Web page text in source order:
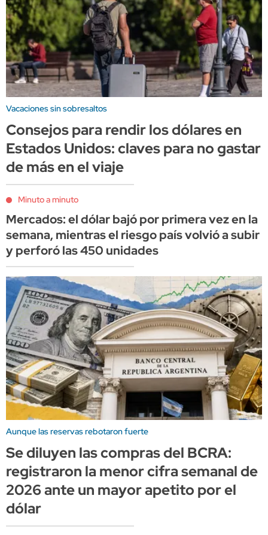
Vacaciones sin sobresaltos
Consejos para rendir los dólares en
Estados Unidos: claves para no gastar
de más en el viaje
Minuto a minuto
Mercados: el dólar bajó por primera vez en la
semana, mientras el riesgo país volvió a subir
y perforó las 450 unidades
Aunque las reservas rebotaron fuerte
Se diluyen las compras del BCRA:
registraron la menor cifra semanal de
2026 ante un mayor apetito por el
dólar